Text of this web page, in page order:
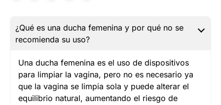
¿Qué es una ducha femenina y por qué no se
recomienda su uso?
Una ducha femenina es el uso de dispositivos
para limpiar la vagina, pero no es necesario ya
que la vagina se limpia sola y puede alterar el
equilibrio natural, aumentando el riesgo de